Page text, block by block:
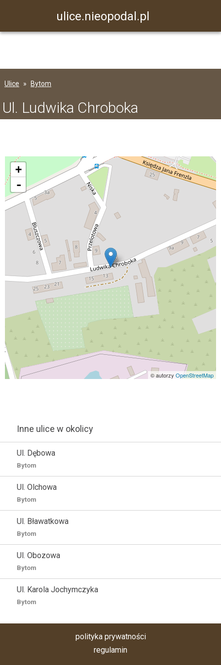
ulice.nieopodal.pl
Ulice Bytom
Ul. Ludwika Chroboka
+
-
© autorzy OpenStreetMap
Inne ulice w okolicy
Ul. Dębowa
Bytom
Ul. Olchowa
Bytom
Ul. Bławatkowa
Bytom
Ul. Obozowa
Bytom
Ul. Karola Jochymczyka
Bytom
polityka prywatności
regulamin